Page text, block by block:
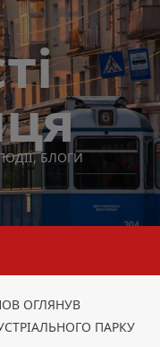
БЛОГИ
ОГЛЯНУВ
ПАРКУ